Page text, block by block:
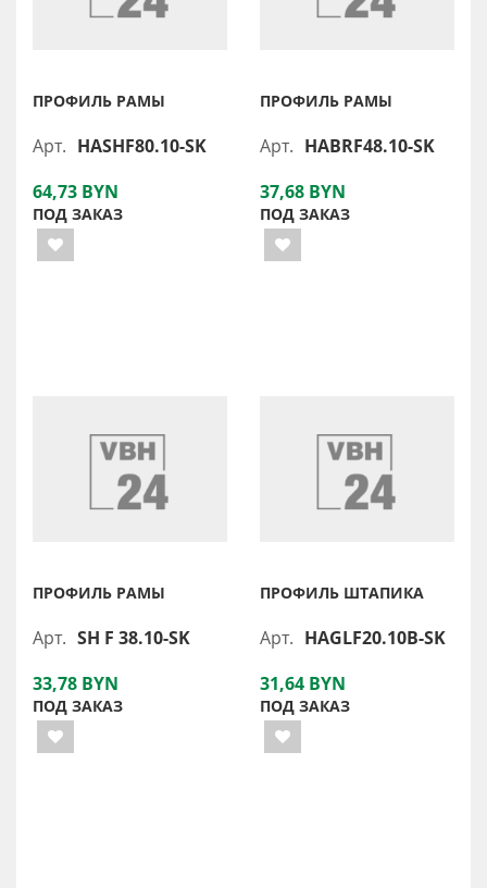
ПРОФИЛЬ РАМЫ
Арт. HASHF80.10-SK
64,73 BYN
ПОД ЗАКАЗ
ПРОФИЛЬ РАМЫ
Арт. HABRF48.10-SK
37,68 BYN
ПОД ЗАКАЗ
ПРОФИЛЬ РАМЫ
Арт. SH F 38.10-SK
33,78 BYN
ПОД ЗАКАЗ
ПРОФИЛЬ ШТАПИКА
Арт. HAGLF20.10B-SK
31,64 BYN
ПОД ЗАКАЗ